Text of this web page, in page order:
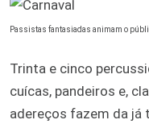
Passistas fantasiadas animam o
Trinta e cinco
cuícas, pandeiros e,
adereços fazem da já